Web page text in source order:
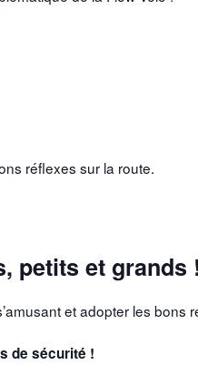
réflexes sur la route.
petits et grands !
et adopter les bons
de sécurité !